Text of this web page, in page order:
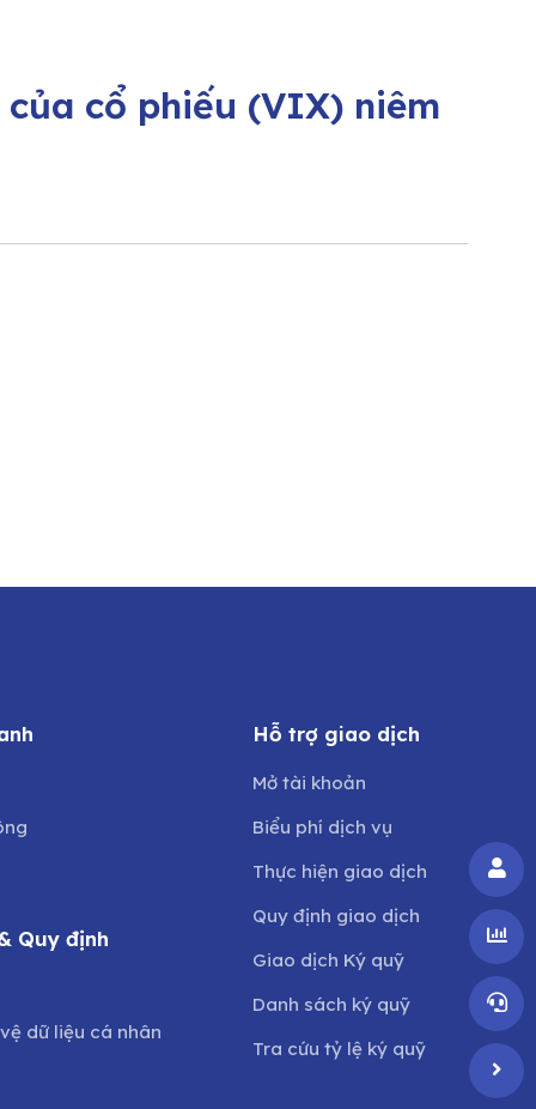
cổ phiếu (VIX) niêm
Quy định
dữ liệu cá nhân
Hỗ trợ giao dịch
Mở tài khoản
Biểu phí dịch vụ
Thực hiện giao dịch
Quy định giao dịch
Giao dịch Ký quỹ
Danh sách ký quỹ
Tra cứu tỷ lệ ký quỹ